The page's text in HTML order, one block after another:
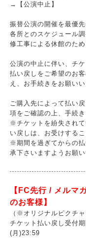
→【公演中止】
振替公演の開催を最優
各所とのスケジュール
修工事による休館のた
公演の中止に伴い、チ
払い戻しをご希望のお
え、お手続きをお願いい
ご購入先によって払い
項をご確認の上、手続き
※チケットを紛失され
い戻しは、お受けするこ
※期間を過ぎてからの
承下さいますようお願い
【FC先行 / メルマ
のお客様】
（※オリジナルピクチ
チケット払い戻し受付
(月)23:59